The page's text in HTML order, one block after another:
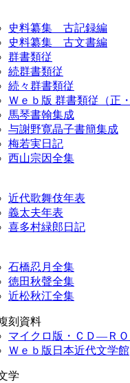
史料纂集 古記録編
史料纂集 古文書編
群書類従
続群書類従
続々群書類従
Ｗｅｂ版 群書類従（正
馬琴書翰集成
与謝野寛晶子書簡集成
梅若実日記
西山宗因全集
近代歌舞伎年表
義太夫年表
喜多村緑郎日記
石橋忍月全集
徳田秋聲全集
近松秋江全集
刻資料
マイクロ版・ＣＤ―Ｒ
Ｗｅｂ版日本近代文学館
学